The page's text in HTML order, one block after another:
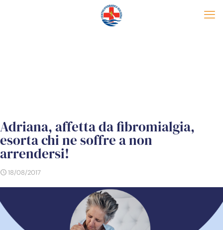
Adriana, affetta da fibromialgia,
esorta chi ne soffre a non
arrendersi!
18/08/2017